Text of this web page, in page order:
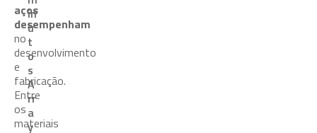
in
u
t
o
s
A
rr
a
y
aços
desempenham
no
desenvolvimento
e
fabricação.
Entre
os
materiais